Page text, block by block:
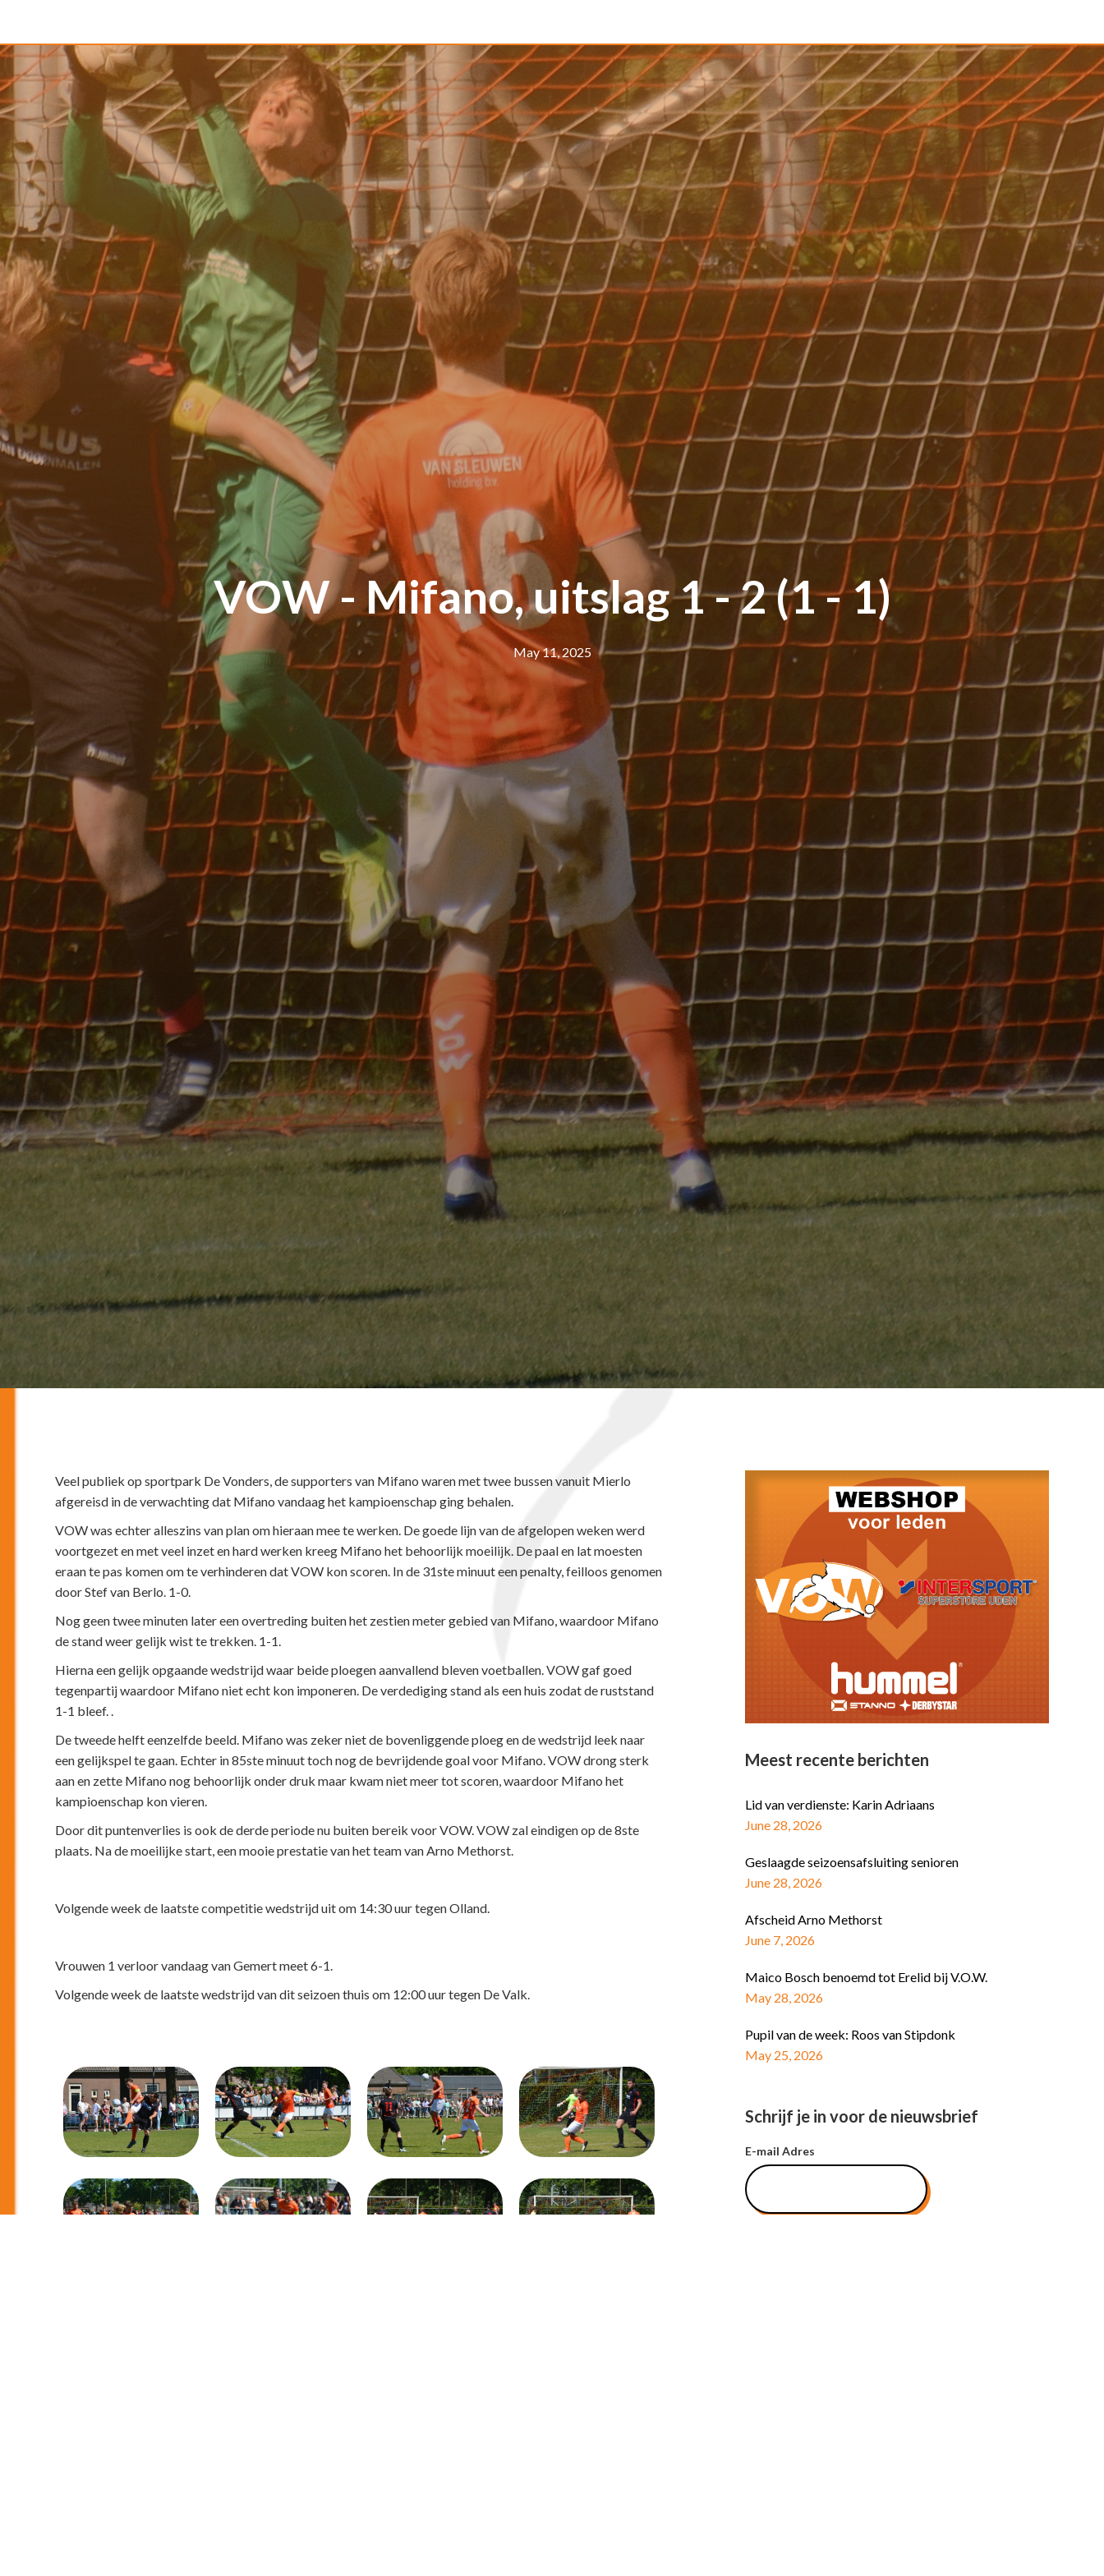
VOW - Mifano, uitslag 1 - 2 (1 - 1)
May 11, 2025
Veel publiek op sportpark De Vonders, de supporters van Mifano waren met twee bussen vanuit Mierlo
afgereisd in de verwachting dat Mifano vandaag het kampioenschap ging behalen.
VOW was echter alleszins van plan om hieraan mee te werken. De goede lijn van de afgelopen weken werd
voortgezet en met veel inzet en hard werken kreeg Mifano het behoorlijk moeilijk. De paal en lat moesten
eraan te pas komen om te verhinderen dat VOW kon scoren. In de 31ste minuut een penalty, feilloos genomen
door Stef van Berlo. 1-0.
Nog geen twee minuten later een overtreding buiten het zestien meter gebied van Mifano, waardoor Mifano
de stand weer gelijk wist te trekken. 1-1.
Hierna een gelijk opgaande wedstrijd waar beide ploegen aanvallend bleven voetballen. VOW gaf goed
tegenpartij waardoor Mifano niet echt kon imponeren. De verdediging stand als een huis zodat de ruststand
1-1 bleef. .
De tweede helft eenzelfde beeld. Mifano was zeker niet de bovenliggende ploeg en de wedstrijd leek naar
een gelijkspel te gaan. Echter in 85ste minuut toch nog de bevrijdende goal voor Mifano. VOW drong sterk
aan en zette Mifano nog behoorlijk onder druk maar kwam niet meer tot scoren, waardoor Mifano het
kampioenschap kon vieren.
Door dit puntenverlies is ook de derde periode nu buiten bereik voor VOW. VOW zal eindigen op de 8ste
plaats. Na de moeilijke start, een mooie prestatie van het team van Arno Methorst.
Volgende week de laatste competitie wedstrijd uit om 14:30 uur tegen Olland.
Vrouwen 1 verloor vandaag van Gemert meet 6-1.
Volgende week de laatste wedstrijd van dit seizoen thuis om 12:00 uur tegen De Valk.
Meest recente berichten
Lid van verdienste: Karin Adriaans
June 28, 2026
Geslaagde seizoensafsluiting senioren
June 28, 2026
Afscheid Arno Methorst
June 7, 2026
Maico Bosch benoemd tot Erelid bij V.O.W.
May 28, 2026
Pupil van de week: Roos van Stipdonk
May 25, 2026
Schrijf je in voor de nieuwsbrief
E-mail Adres